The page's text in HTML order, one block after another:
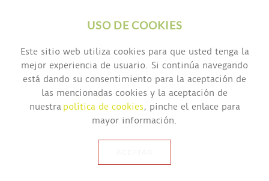
USO DE COOKIES
Este sitio web utiliza cookies para que usted tenga la
mejor experiencia de usuario. Si continúa navegando
está dando su consentimiento para la aceptación de
las mencionadas cookies y la aceptación de
nuestra política de cookies, pinche el enlace para
mayor información.